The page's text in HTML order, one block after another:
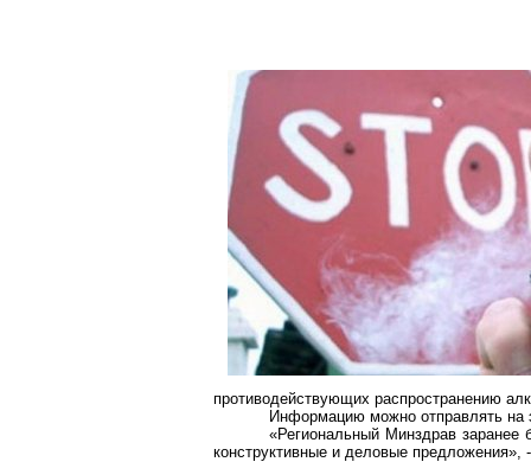
противодействующих распространению
Информацию можно отправлять на
«Региональный Минздрав заранее
конструктивные и деловые